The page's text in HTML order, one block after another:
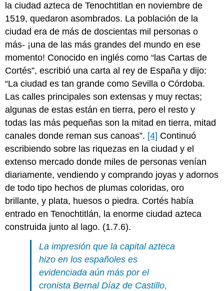
la ciudad azteca de Tenochtitlan en noviembre de
1519, quedaron asombrados. La población de la
ciudad era de más de doscientas mil personas o
más- ¡una de las más grandes del mundo en ese
momento! Conocido en inglés como “las Cartas de
Cortés”, escribió una carta al rey de España y dijo:
“La ciudad es tan grande como Sevilla o Córdoba.
Las calles principales son extensas y muy rectas;
algunas de estas están en tierra, pero el resto y
todas las más pequeñas son la mitad en tierra, mitad
canales donde reman sus canoas”. [4] Continuó
escribiendo sobre las riquezas en la ciudad y el
extenso mercado donde miles de personas venían
diariamente, vendiendo y comprando joyas y adornos
de todo tipo hechos de plumas coloridas, oro
brillante, y plata, huesos o piedra. Cortés había
entrado en Tenochtitlán, la enorme ciudad azteca
construida junto al lago. (1.7.6).
La impresión que la capital azteca
hizo en los españoles es
evidenciada aún más por el
cronista Bernal Díaz de Castillo,